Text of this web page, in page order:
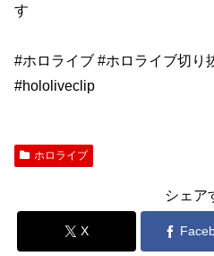
す
#ホロライブ #ホロライブ切り
#hololiveclip
ホロライブ
シェア
X